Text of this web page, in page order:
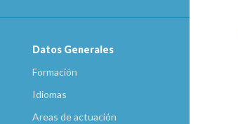
Datos Generales
Formación
Idiomas
Areas de actuación